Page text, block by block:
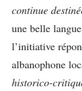
continue
une belle
l’initiative
albanophone
historico-